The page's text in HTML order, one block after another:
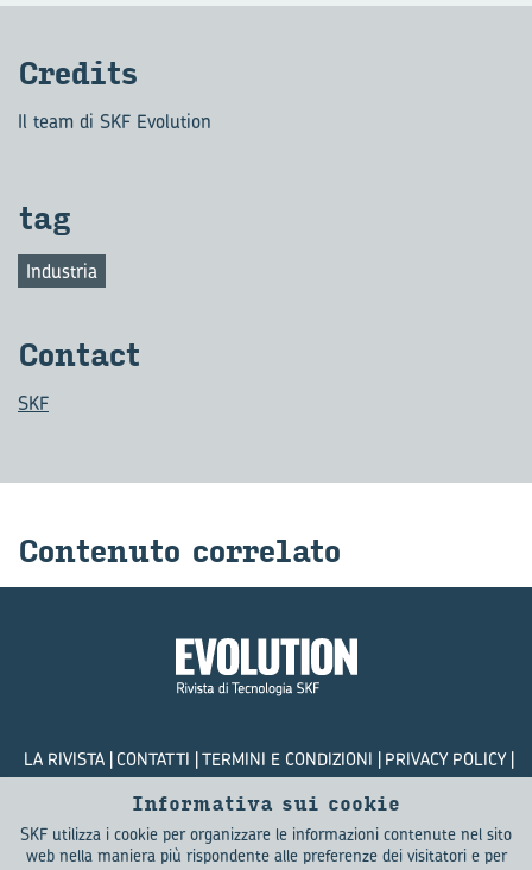
Cre­di­ts
Il team di SKF Evolution
tag
Industria
Con­tact
SKF
Con­te­nu­to cor­re­la­to
LA RIVISTA CONTATTI TERMINI E CONDIZIONI
PRIVACY POLICY
© SKF Evolution 2026
Informativa sui cookie
SKF utilizza i cookie per organizzare le informazioni contenute nel sito
web nella maniera più rispondente alle preferenze dei visitatori e per